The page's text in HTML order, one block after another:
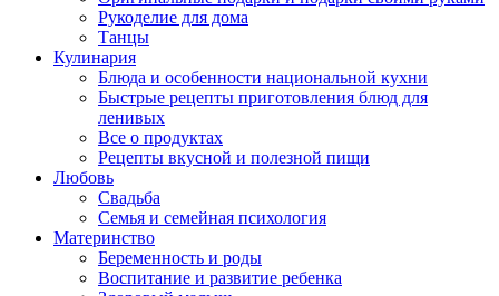
Рукоделие для дома
Танцы
Кулинария
Блюда и особенности национальной кухни
Быстрые рецепты приготовления блюд для
ленивых
Все о продуктах
Рецепты вкусной и полезной пищи
Любовь
Свадьба
Семья и семейная психология
Материнство
Беременность и роды
Воспитание и развитие ребенка